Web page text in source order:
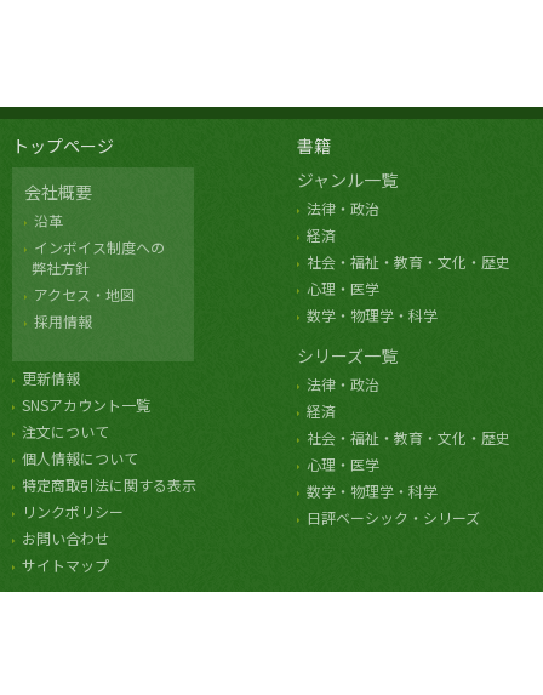
トップページ
会社概要
沿革
インボイス制度への
弊社方針
アクセス・地図
採用情報
更新情報
SNSアカウント一覧
注文について
個人情報について
特定商取引法に関する表示
リンクポリシー
お問い合わせ
サイトマップ
書籍
ジャンル一覧
法律・政治
経済
社会・福祉・教育・文化・歴史
心理・医学
数学・物理学・科学
シリーズ一覧
法律・政治
経済
社会・福祉・教育・文化・歴史
心理・医学
数学・物理学・科学
日評ベーシック・シリーズ